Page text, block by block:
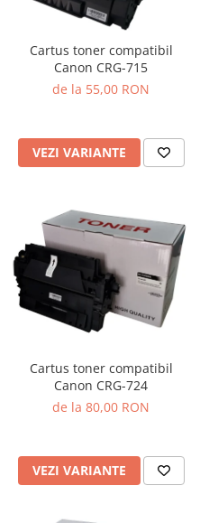
Cartus toner compatibil
Canon CRG-715
de la 55,00 RON
VEZI VARIANTE
Cartus toner compatibil
Canon CRG-724
de la 80,00 RON
VEZI VARIANTE